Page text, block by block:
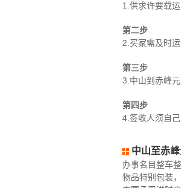
1.供求许要载
第二步
2.买家需及时
第三步
3.中山到赤峰
第四步
4.签收人须自
中山至赤
办事名目整车
物品特别包装